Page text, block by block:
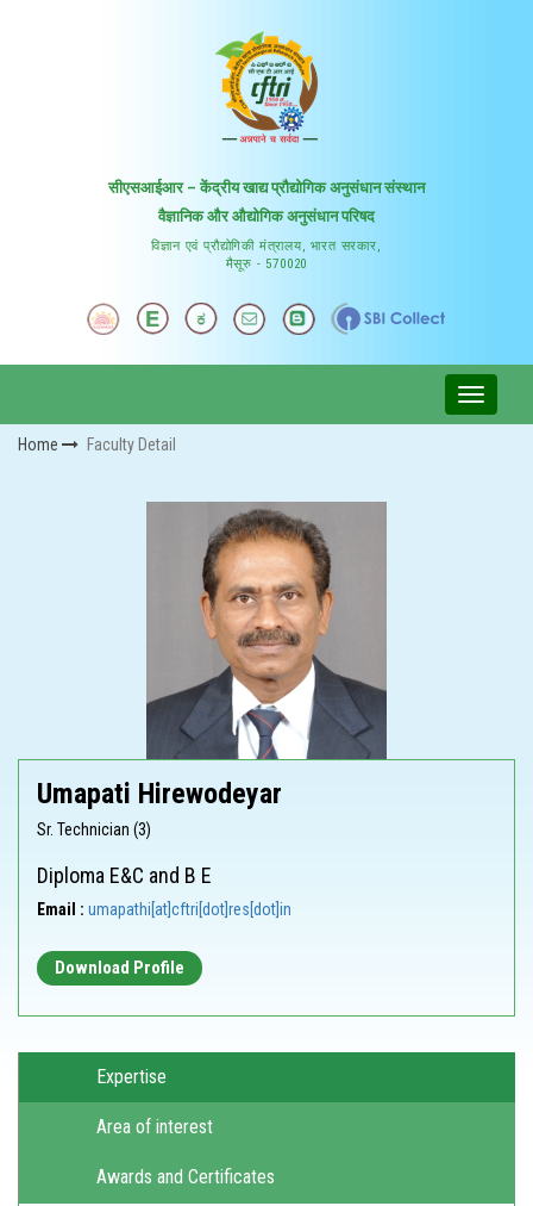
सीएसआईआर – केंद्रीय खाद्य प्रौद्योगिक अनुसंधान संस्थान
वैज्ञानिक और औद्योगिक अनुसंधान परिषद
विज्ञान एवं प्रौद्योगिकी मंत्रालय, भारत सरकार,
मैसूरु - 570020
Home Faculty Detail
Umapati Hirewodeyar
Sr. Technician (3)
Diploma E&C and B E
Email : umapathi[at]cftri[dot]res[dot]in
Download Profile
Expertise
Area of interest
Awards and Certificates